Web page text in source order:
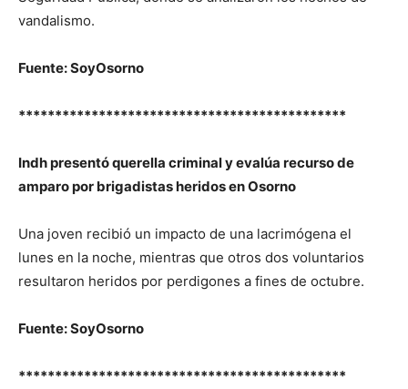
vandalismo.
Fuente: SoyOsorno
*********************************************
Indh presentó querella criminal y evalúa recurso de
amparo por brigadistas heridos en Osorno
Una joven recibió un impacto de una lacrimógena el
lunes en la noche, mientras que otros dos voluntarios
resultaron heridos por perdigones a fines de octubre.
Fuente: SoyOsorno
*********************************************